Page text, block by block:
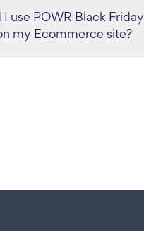
use POWR Black Friday
my Ecommerce site?